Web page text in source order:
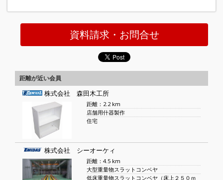
資料請求・お問合せ
距離が近い会員
株式会社 森田木工所
距離：2.2 km
店舗用什器製作
住宅
株式会社 シーオーケィ
距離：4.5 km
大型重量物スラットコンベヤ
低床重量物スラットコンベヤ（床上２５０ｍ